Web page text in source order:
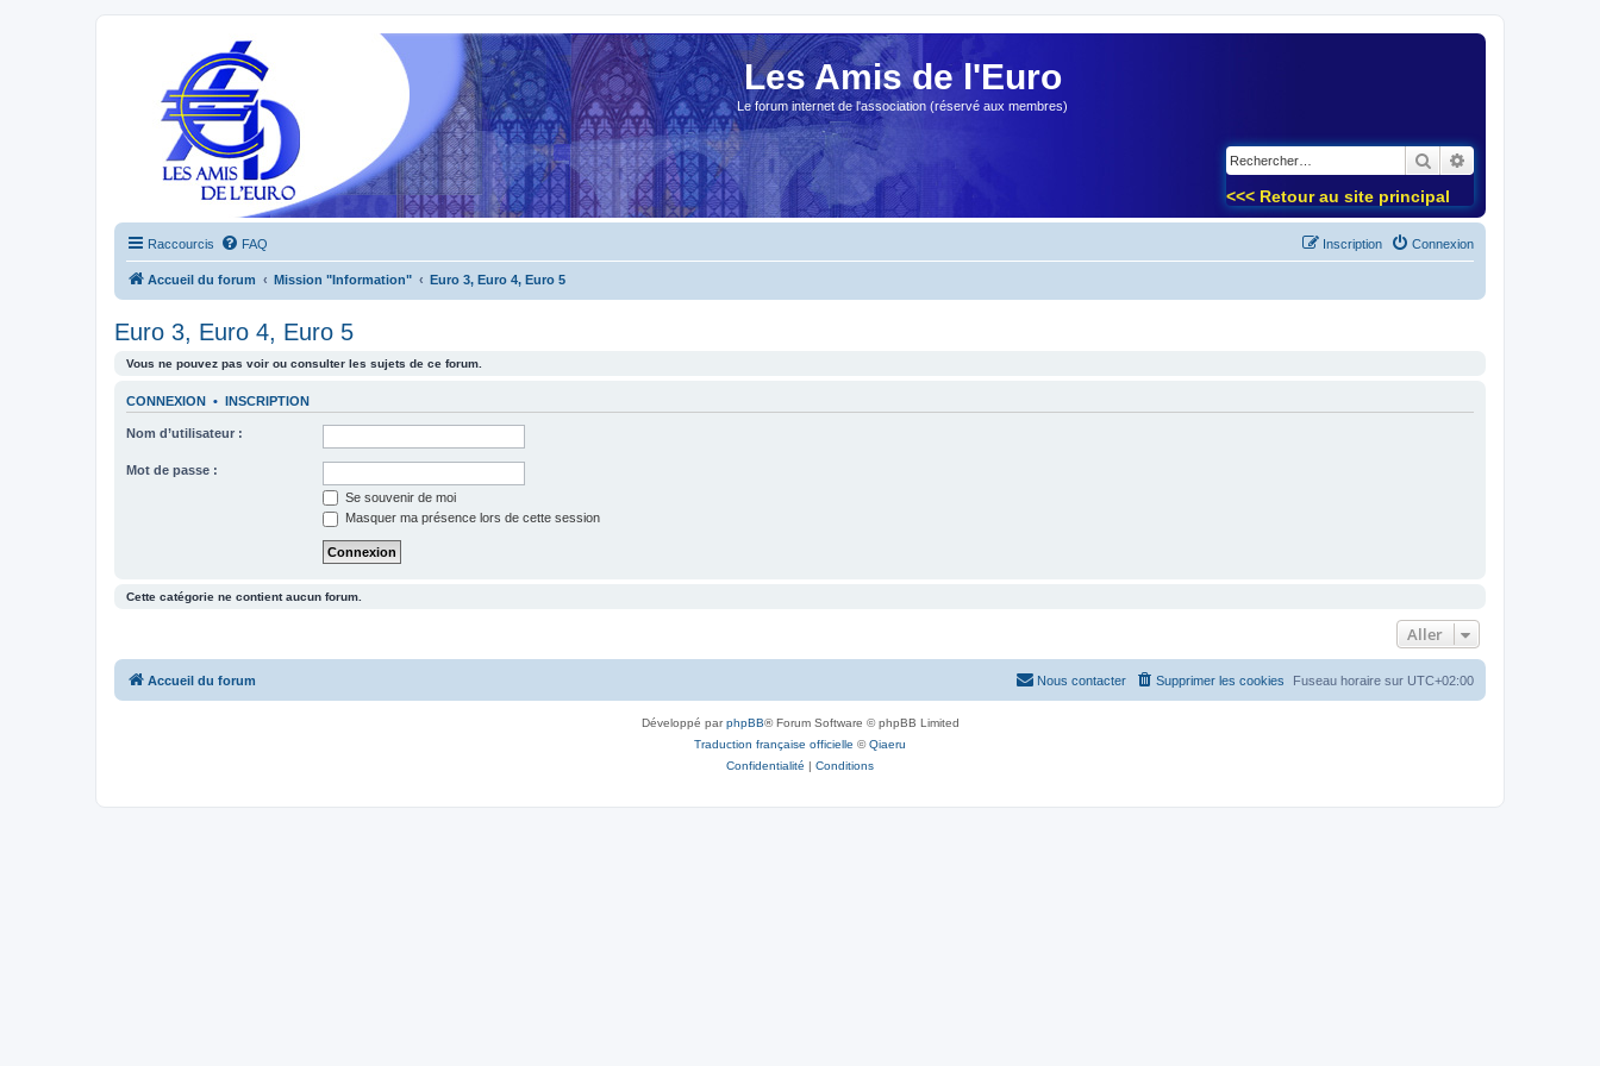
Les Amis de l'Euro
Le forum internet de l'association (réservé aux membres)
Rechercher
<<< Retour au site principal
Raccourcis FAQ Connexion
Inscription
Accueil du forum Mission "Information" Euro 3, Euro 4, Euro 5
Euro 3, Euro 4, Euro 5
Vous ne pouvez pas voir ou consulter les sujets de ce forum.
CONNEXION • INSCRIPTION
Nom d’utilisateur :
Mot de passe :
Se souvenir de moi
Masquer ma présence lors de cette session
Cette catégorie ne contient aucun forum.
Aller
Accueil du forum Fuseau horaire sur UTC+02:00
Supprimer les cookies
Nous contacter
Développé parphpBB® Forum Software © phpBB Limited
Traduction française officielle ©Qiaeru
Confidentialité | Conditions